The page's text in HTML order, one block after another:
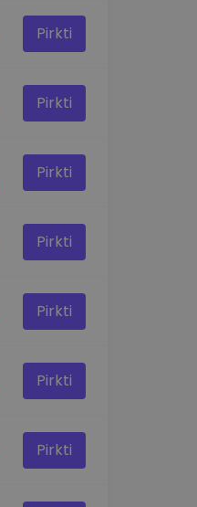
Pirkti
Pirkti
Pirkti
Pirkti
Pirkti
Pirkti
Pirkti